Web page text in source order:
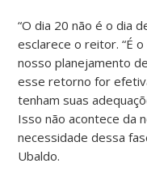
“O dia 20 não é o dia
esclarece o reitor. “É
nosso planejamento
esse retorno for
tenham suas
Isso não acontece da
necessidade dessa
Ubaldo.